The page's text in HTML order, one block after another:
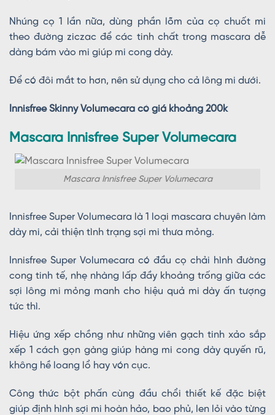
Nhúng cọ 1 lần nữa, dùng phần lõm của cọ chuốt mi
theo đường ziczac để các tinh chất trong mascara dễ
dàng bám vào mi giúp mi cong dày.
Để có đôi mắt to hơn, nên sử dụng cho cả lông mi dưới.
Innisfree Skinny Volumecara có giá khoảng 200k
Mascara Innisfree Super Volumecara
Mascara Innisfree Super Volumecara
Innisfree Super Volumecara là 1 loại mascara chuyên làm
dày mi, cải thiện tình trạng sợi mi thưa mỏng.
Innisfree Super Volumecara có đầu cọ chải hình đường
cong tinh tế, nhẹ nhàng lấp đầy khoảng trống giữa các
sợi lông mi mỏng manh cho hiệu quả mi dày ấn tượng
tức thì.
Hiệu ứng xếp chồng như những viên gạch tinh xảo sắp
xếp 1 cách gọn gàng giúp hàng mi cong dày quyến rũ,
không hề loang lổ hay vón cục.
Công thức bột phấn cùng đầu chổi thiết kế đặc biệt
giúp định hình sợi mi hoàn hảo, bao phủ, len lỏi vào từng